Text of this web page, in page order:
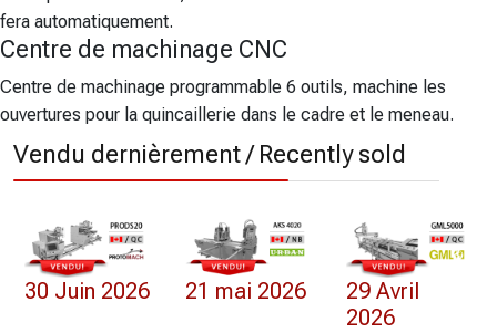
fera automatiquement.
Centre de machinage CNC
Centre de machinage programmable 6 outils, machine les
ouvertures pour la quincaillerie dans le cadre et le meneau.
Vendu dernièrement / Recently sold
30 Juin 2026 21 mai 2026
29 Avril
2026